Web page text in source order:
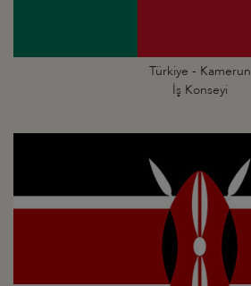
Türkiye - Kamerun
İş Konseyi